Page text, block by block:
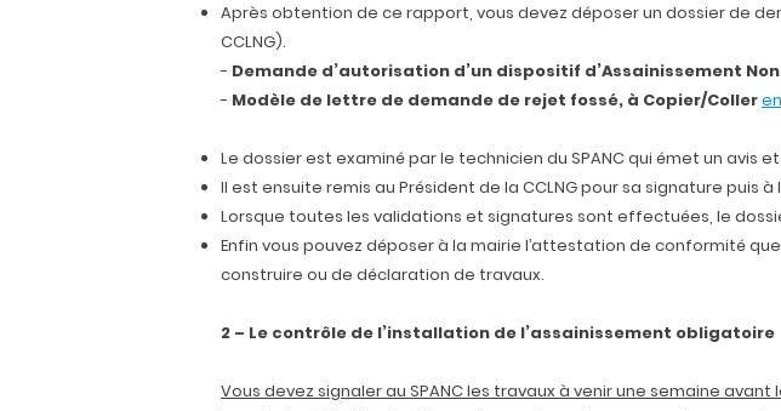
Après obtention de ce rapport, vous devez déposer un dossier de
CCLNG).
- Demande d’autorisation d’un dispositif d’Assainissement
- Modèle de lettre de demande de rejet fossé, à Copier/Coller
Le dossier est examiné par le technicien du SPANC qui émet un avis
Il est ensuite remis au Président de la CCLNG pour sa signature puis
Lorsque toutes les validations et signatures sont effectuées, le
Enfin vous pouvez déposer à la mairie l’attestation de conformité
construire ou de déclaration de travaux.
2 – Le contrôle de l’installation de l’assainissement obligatoire
Vous devez signaler au SPANC les travaux à venir une semaine avant